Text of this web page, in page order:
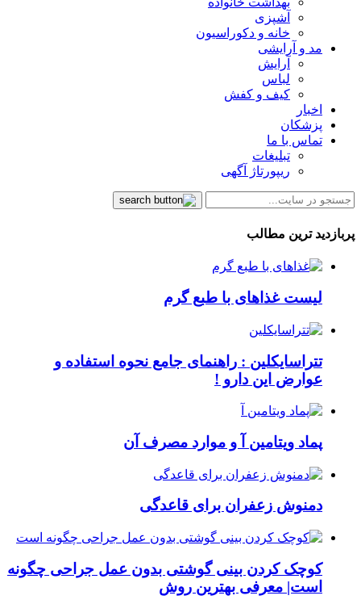
آشپزی
خانه و دکوراسیون
مد و آرایشی
آرایش
لباس
کیف و کفش
اخبار
پزشکان
تماس با ما
تبلیغات
ریپورتاژ آگهی
پربازدید ترین مطالب
لیست غذاهای با طبع گرم
تتراسایکلین : راهنمای جامع نحوه استفاده و
عوارض این دارو !
پماد ویتامین آ و موارد مصرف آن
دمنوش زعفران برای قاعدگی
کوچک کردن بینی گوشتی بدون عمل جراحی چگونه
است| معرفی بهترین روش